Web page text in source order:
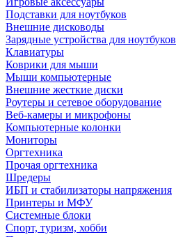
Подставки для ноутбуков
Внешние дисководы
Зарядные устройства для ноутбуков
Клавиатуры
Коврики для мыши
Мыши компьютерные
Внешние жесткие диски
Роутеры и сетевое оборудование
Веб-камеры и микрофоны
Компьютерные колонки
Мониторы
Оргтехника
Прочая оргтехника
Шредеры
ИБП и стабилизаторы напряжения
Принтеры и МФУ
Системные блоки
Спорт, туризм, хобби